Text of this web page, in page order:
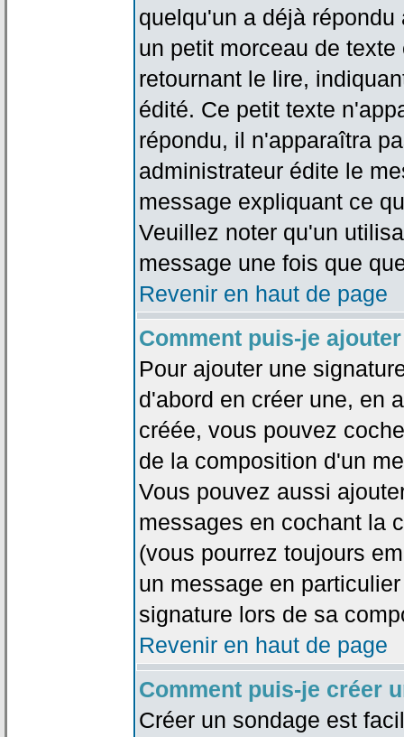
quelqu'un a déjà
un petit morceau de
retournant le lire,
édité. Ce petit texte
répondu, il n'apparaîtra
administrateur édite le
message expliquant ce
Veuillez noter qu'un
message une fois que
Revenir en haut de page
Comment puis-je
Pour ajouter une
d'abord en créer une, en
créée, vous pouvez
de la composition d'un
Vous pouvez aussi
messages en cochant la
(vous pourrez toujours
un message en
signature lors de sa
Revenir en haut de page
Comment puis-je créer
Créer un sondage est